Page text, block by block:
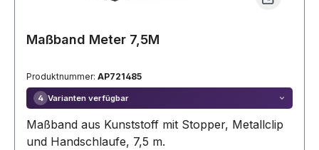
Maßband Meter 7,5M
Produktnummer: AP721485
4 Varianten verfügbar
Maßband aus Kunststoff mit Stopper, Metallclip
und Handschlaufe, 7,5 m.